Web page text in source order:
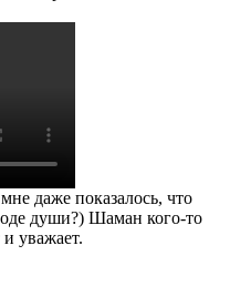
даже показалось, что
души?) Шаман кого-то
уважает.